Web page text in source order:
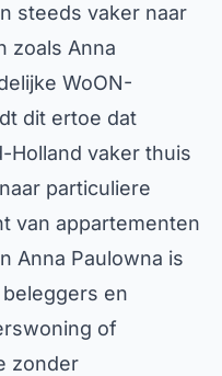
steeds vaker naar
zoals Anna
WoON-
dit ertoe dat
Holland vaker thuis
particuliere
van appartementen
Anna Paulowna is
en
of
zonder